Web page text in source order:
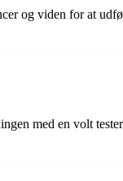
og viden for at
med en volt